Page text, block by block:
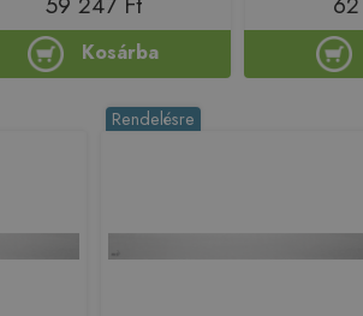
Kosárba
Rendelésre